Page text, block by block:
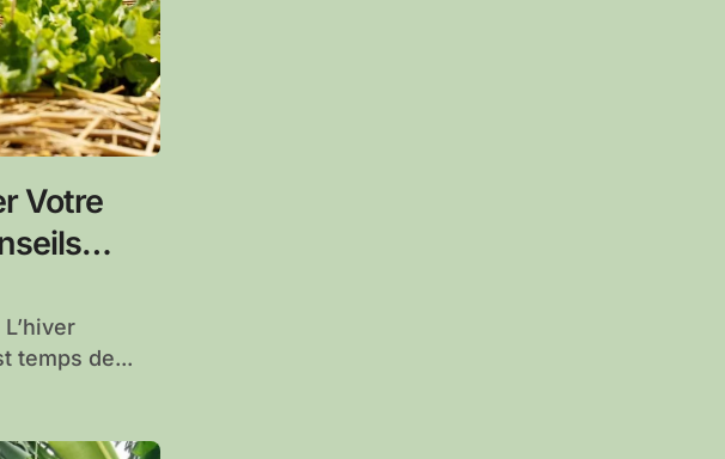
Votre
temps de...